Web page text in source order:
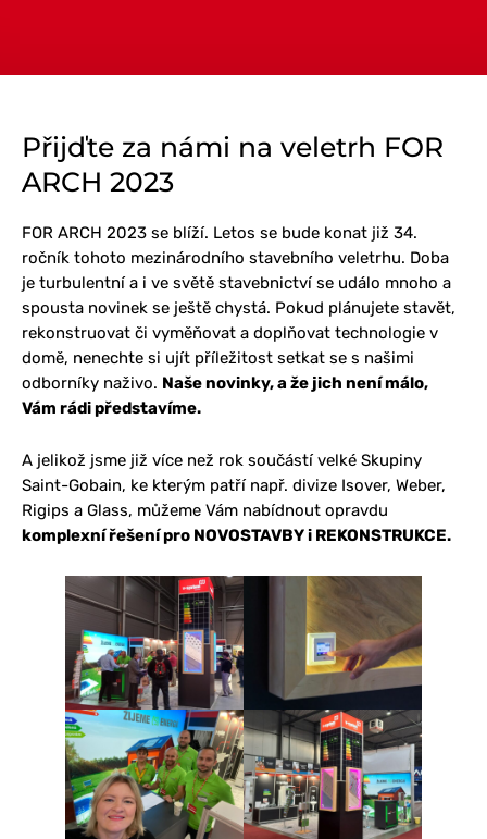
Přijďte za námi na veletrh FOR
ARCH 2023
FOR ARCH 2023 se blíží. Letos se bude konat již 34.
ročník tohoto mezinárodního stavebního veletrhu. Doba
je turbulentní a i ve světě stavebnictví se událo mnoho a
spousta novinek se ještě chystá. Pokud plánujete stavět,
rekonstruovat či vyměňovat a doplňovat technologie v
domě, nenechte si ujít příležitost setkat se s našimi
odborníky naživo. Naše novinky, a že jich není málo,
Vám rádi představíme.
A jelikož jsme již více než rok součástí velké Skupiny
Saint-Gobain, ke kterým patří např. divize Isover, Weber,
Rigips a Glass, můžeme Vám nabídnout opravdu
komplexní řešení pro NOVOSTAVBY i REKONSTRUKCE.